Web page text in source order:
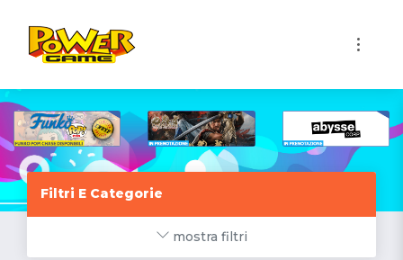
Filtri E Categorie
mostra filtri